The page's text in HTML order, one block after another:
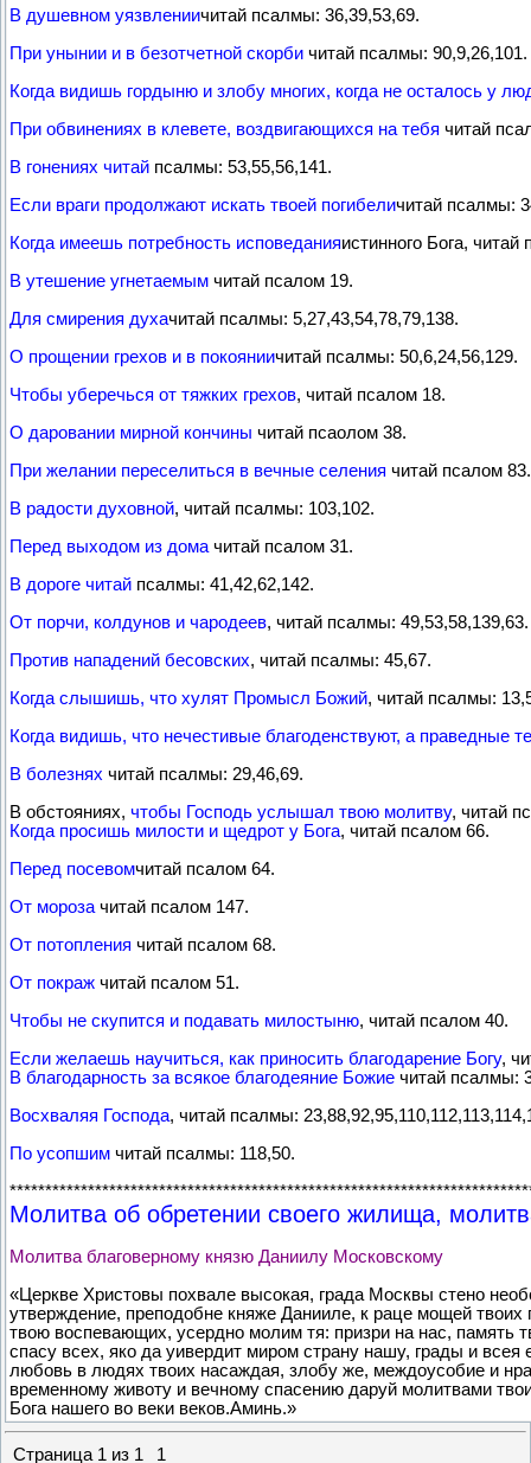
В душевном уязвлениичитай псалмы: 36,39,53,69.
При унынии и в безотчетной скорби читай псалмы: 90,9,26,101.
Когда видишь гордыню и злобу многих, когда не осталось у
При обвинениях в клевете, воздвигающихся на тебя читай
В гонениях читай псалмы: 53,55,56,141.
Если враги продолжают искать твоей погибеличитай псалмы:
Когда имеешь потребность исповеданияистинного Бога,
В утешение угнетаемым читай псалом 19.
Для смирения духачитай псалмы: 5,27,43,54,78,79,138.
О прощении грехов и в покояниичитай псалмы: 50,6,24,56,129.
Чтобы уберечься от тяжких грехов, читай псалом 18.
О даровании мирной кончины читай псаолом 38.
При желании переселиться в вечные селения читай псалом 83.
В радости духовной, читай псалмы: 103,102.
Перед выходом из дома читай псалом 31.
В дороге читай псалмы: 41,42,62,142.
От порчи, колдунов и чародеев, читай псалмы: 49,53,58,139,63.
Против нападений бесовских, читай псалмы: 45,67.
Когда слышишь, что хулят Промысл Божий, читай псалмы:
Когда видишь, что нечестивые благоденствуют, а праведные
В болезнях читай псалмы: 29,46,69.
В обстояниях, чтобы Господь услышал твою молитву, читай
Когда просишь милости и щедрот у Бога, читай псалом 66.
Перед посевомчитай псалом 64.
От мороза читай псалом 147.
От потопления читай псалом 68.
От покраж читай псалом 51.
Чтобы не скупится и подавать милостыню, читай псалом 40.
Если желаешь научиться, как приносить благодарение Богу,
В благодарность за всякое благодеяние Божие читай псалмы:
Восхваляя Господа, читай псалмы:
По усопшим читай псалмы: 118,50.
Молитва об обретении своего жилища,
Молитва благоверному князю Даниилу Московскому
«Церкве Христовы похвале высокая, града Москвы стено
утверждение, преподобне княже Данииле, к раце мощей
твою воспевающих, усердно молим тя: призри на нас, память
спасу всех, яко да уивердит миром страну нашу, грады и всея
любовь в людях твоих насаждая, злобу же, междоусобие и
временному животу и вечному спасению даруй молитвами
Бога нашего во веки веков.Аминь.»
Страница 1 из 1 1